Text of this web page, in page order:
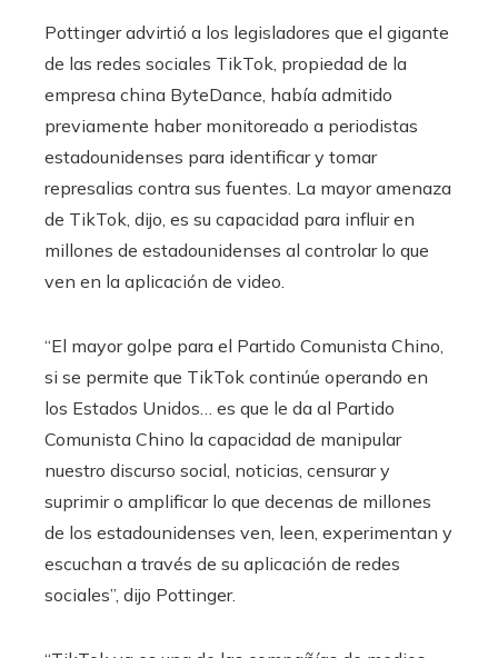
Pottinger advirtió a los legisladores que el gigante
de las redes sociales TikTok, propiedad de la
empresa china ByteDance, había admitido
previamente haber monitoreado a periodistas
estadounidenses para identificar y tomar
represalias contra sus fuentes. La mayor amenaza
de TikTok, dijo, es su capacidad para influir en
millones de estadounidenses al controlar lo que
ven en la aplicación de video.
“El mayor golpe para el Partido Comunista Chino,
si se permite que TikTok continúe operando en
los Estados Unidos… es que le da al Partido
Comunista Chino la capacidad de manipular
nuestro discurso social, noticias, censurar y
suprimir o amplificar lo que decenas de millones
de los estadounidenses ven, leen, experimentan y
escuchan a través de su aplicación de redes
sociales”, dijo Pottinger.